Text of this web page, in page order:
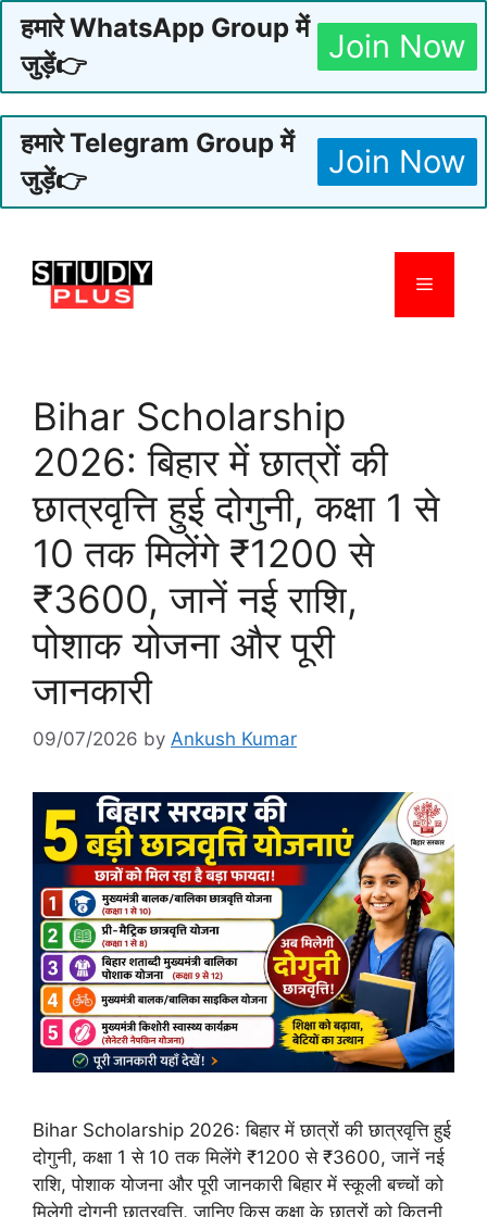
हमारे WhatsApp Group में
जुड़ें👉
Join Now
हमारे Telegram Group में
जुड़ें👉
Join Now
content
Menu
Bihar Scholarship
2026: बिहार में छात्रों की
छात्रवृत्ति हुई दोगुनी, कक्षा 1 से
10 तक मिलेंगे ₹1200 से
₹3600, जानें नई राशि,
पोशाक योजना और पूरी
जानकारी
09/07/2026 by Ankush Kumar
Bihar Scholarship 2026: बिहार में छात्रों की छात्रवृत्ति हुई
दोगुनी, कक्षा 1 से 10 तक मिलेंगे ₹1200 से ₹3600, जानें नई
राशि, पोशाक योजना और पूरी जानकारी बिहार में स्कूली बच्चों को
मिलेगी दोगुनी छात्रवृत्ति, जानिए किस कक्षा के छात्रों को कितनी